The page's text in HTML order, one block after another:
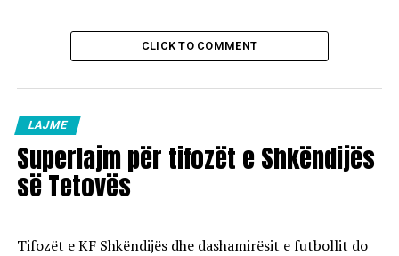
CLICK TO COMMENT
LAJME
Superlajm për tifozët e Shkëndijës
së Tetovës
Tifozët e KF Shkëndijës dhe dashamirësit e futbollit do